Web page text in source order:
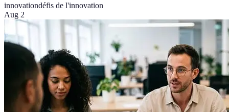
innovationdéfis de l'innovation
Aug 2